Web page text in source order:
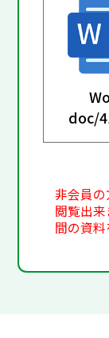
doc/
非会員
閲覧出
間の資料